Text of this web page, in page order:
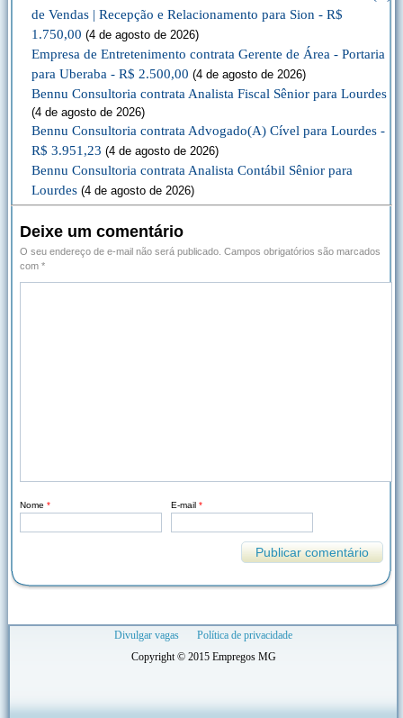
de Vendas | Recepção e Relacionamento para Sion - R$
1.750,00 (4 de agosto de 2026)
Empresa de Entretenimento contrata Gerente de Área - Portaria
para Uberaba - R$ 2.500,00 (4 de agosto de 2026)
Bennu Consultoria contrata Analista Fiscal Sênior para Lourdes
(4 de agosto de 2026)
Bennu Consultoria contrata Advogado(A) Cível para Lourdes -
R$ 3.951,23 (4 de agosto de 2026)
Bennu Consultoria contrata Analista Contábil Sênior para
Lourdes (4 de agosto de 2026)
Deixe um comentário
O seu endereço de e-mail não será publicado. Campos obrigatórios são marcados
com *
Nome * E-mail *
Divulgar vagas
Política de privacidade
Copyright © 2015 Empregos MG